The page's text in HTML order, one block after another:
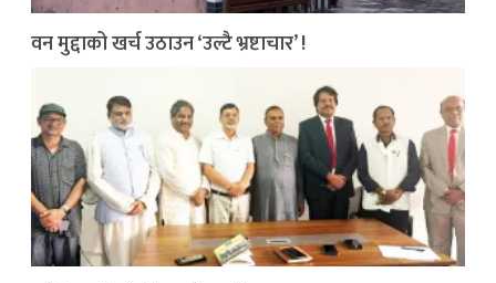
वन मुद्दाको खर्च उठाउन ‘उल्टै भ्रष्टाचार’ !